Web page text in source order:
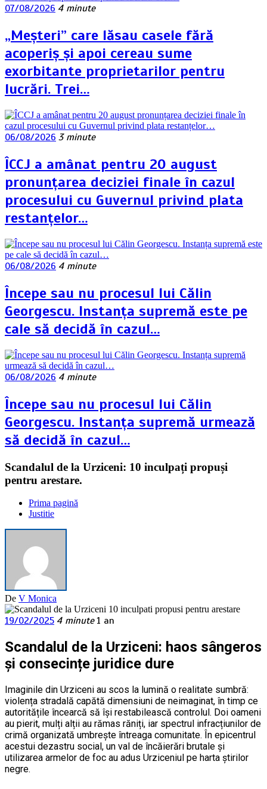
07/08/2026 4 minute
„Meșteri” care lăsau casele fără
acoperiș și apoi cereau sume
exorbitante proprietarilor pentru
lucrări. Trei…
06/08/2026 3 minute
ÎCCJ a amânat pentru 20 august
pronunțarea deciziei finale în cazul
procesului cu Guvernul privind plata
restanțelor…
06/08/2026 4 minute
Începe sau nu procesul lui Călin
Georgescu. Instanța supremă este pe
cale să decidă în cazul…
06/08/2026 4 minute
Începe sau nu procesul lui Călin
Georgescu. Instanța supremă urmează
să decidă în cazul…
Scandalul de la Urziceni: 10 inculpați propuși
pentru arestare.
Prima pagină
Justitie
De V Monica
19/02/2025 4 minute 1 an
Scandalul de la Urziceni: haos sângeros
și consecințe juridice dure
Imaginile din Urziceni au scos la lumină o realitate sumbră:
violența stradală capătă dimensiuni de neimaginat, în timp ce
autoritățile încearcă să își restabilească controlul. Doi oameni
au pierit, mulți alții au rămas răniți, iar spectrul infracțiunilor de
crimă organizată umbrește întreaga comunitate. În epicentrul
acestui dezastru social, un val de încăierări brutale și
utilizarea armelor de foc au adus Urziceniul pe harta știrilor
negre.